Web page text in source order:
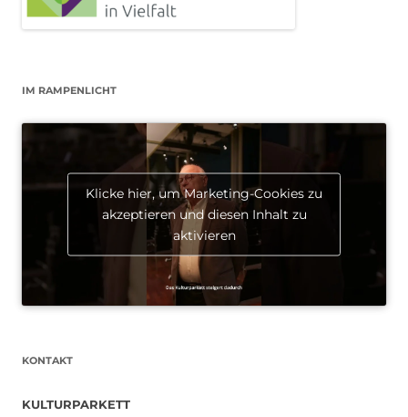
IM RAMPENLICHT
Klicke hier, um Marketing-Cookies zu
akzeptieren und diesen Inhalt zu
aktivieren
KONTAKT
KULTURPARKETT